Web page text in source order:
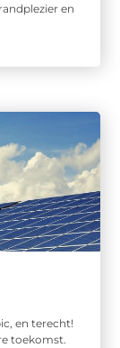
en
en terecht!
toekomst.